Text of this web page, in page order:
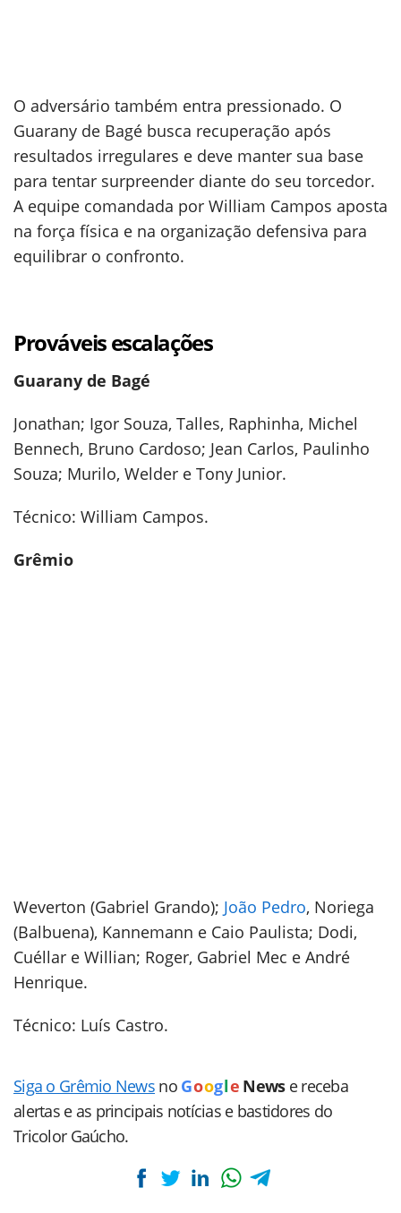
O adversário também entra pressionado. O
Guarany de Bagé busca recuperação após
resultados irregulares e deve manter sua base
para tentar surpreender diante do seu torcedor.
A equipe comandada por William Campos aposta
na força física e na organização defensiva para
equilibrar o confronto.
Prováveis escalações
Guarany de Bagé
Jonathan; Igor Souza, Talles, Raphinha, Michel
Bennech, Bruno Cardoso; Jean Carlos, Paulinho
Souza; Murilo, Welder e Tony Junior.
Técnico: William Campos.
Grêmio
Weverton (Gabriel Grando); João Pedro, Noriega
(Balbuena), Kannemann e Caio Paulista; Dodi,
Cuéllar e Willian; Roger, Gabriel Mec e André
Henrique.
Técnico: Luís Castro.
Siga o Grêmio News no Goog le News e receba
alertas e as principais notícias e bastidores do
Tricolor Gaúcho.